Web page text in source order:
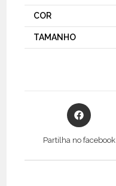
COR
TAMANHO
Opens
in
Partilha no facebook